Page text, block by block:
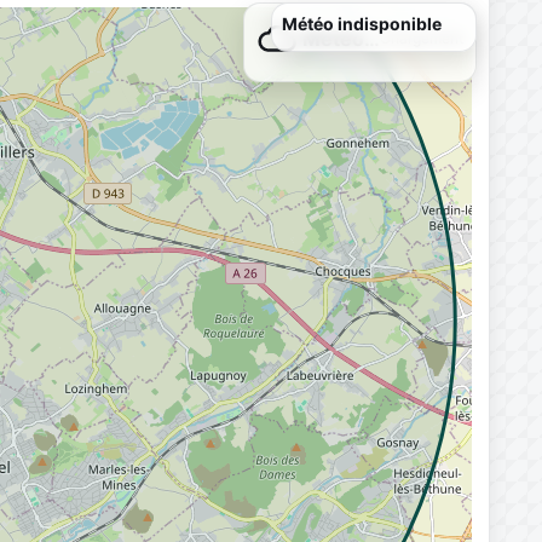
Météo…Chargement
Météo indisponible